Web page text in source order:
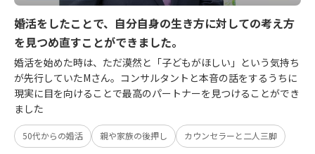
婚活をしたことで、自分自身の生き方に対しての考え方
を見つめ直すことができました。
婚活を始めた時は、ただ漠然と「子どもがほしい」という気持ち
が先行していたMさん。コンサルタントと本音の話をするうちに
現実に目を向けることで最高のパートナーを見つけることができ
ました
50代からの婚活 親や家族の後押し カウンセラーと二人三脚